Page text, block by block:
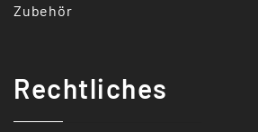
Zubehör
Rechtliches